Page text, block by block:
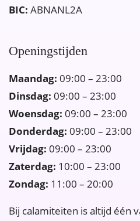
BIC: ABNANL2A
Openingstijden
Maandag: 09:00 – 23:00
Dinsdag: 09:00 – 23:00
Woensdag: 09:00 – 23:00
Donderdag: 09:00 – 23:00
Vrijdag: 09:00 – 23:00
Zaterdag: 10:00 – 23:00
Zondag: 11:00 – 20:00
Bij calamiteiten is altijd één